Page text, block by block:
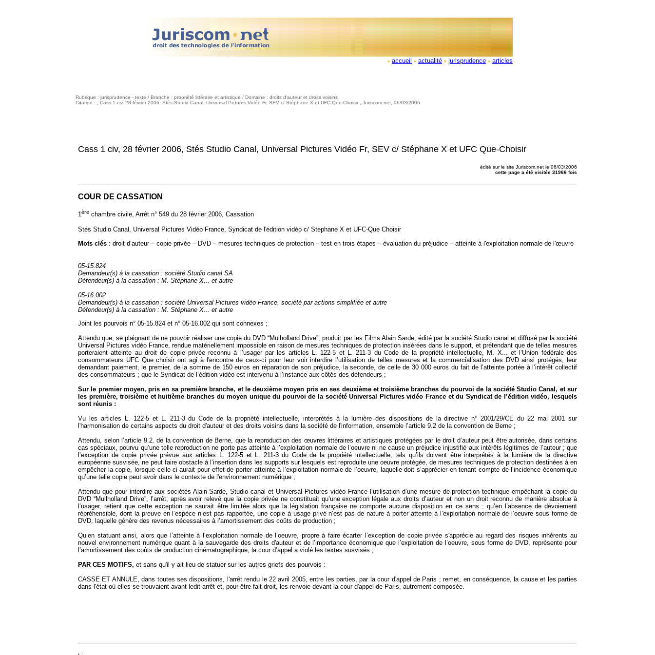
accueil actualité jurisprudence articles
Rubrique : jurisprudence - texte / Branche : propriété littéraire et artistique / Domaine : droits d'auteur et droits voisins
Citation : , Cass 1 civ, 28 février 2006, Stés Studio Canal, Universal Pictures Vidéo Fr, SEV c/ Stéphane X et UFC Que-Choisir , Juriscom.net, 06/03/2006
Cass 1 civ, 28 février 2006, Stés Studio Canal, Universal Pictures Vidéo Fr, SEV c/ Stéphane X et UFC Que-Choisir
édité sur le site Juriscom.net le 06/03/2006
cette page a été visitée 31966 fois
COUR DE CASSATION
1ère chambre civile, Arrêt n° 549 du 28 février 2006, Cassation
Stés Studio Canal, Universal Pictures Vidéo France, Syndicat de l'édition vidéo c/ Stephane X et UFC-Que Choisir
Mots clés : droit d’auteur – copie privée – DVD – mesures techniques de protection – test en trois étapes – évaluation du préjudice – atteinte à l'exploitation normale de l'œuvre
05-15.824
Demandeur(s) à la cassation : société Studio canal SA
Défendeur(s) à la cassation : M. Stéphane X... et autre
05-16.002
Demandeur(s) à la cassation : société Universal Pictures vidéo France, société par actions simplifiée et autre
Défendeur(s) à la cassation : M. Stéphane X... et autre
Joint les pourvois n° 05-15.824 et n° 05-16.002 qui sont connexes ;
Attendu que, se plaignant de ne pouvoir réaliser une copie du DVD “Mulholland Drive”, produit par les Films Alain Sarde, édité par la société Studiocanal et diffusé par la société
Universal Pictures vidéo France, rendue matériellement impossible en raison de mesures techniques de protection insérées dans le support, et prétendant que de telles mesures
porteraient atteinte au droit de copie privée reconnu à l’usager par les articles L. 122-5 et L. 211-3 du Code de la propriété intellectuelle, M. X... et l’Union fédérale des
consommateurs UFC Que choisir ont agi à l'encontre de ceux-ci pour leur voir interdire l’utilisation de telles mesures et la commercialisation des DVD ainsi protégés, leur
demandant paiement, le premier, de la somme de 150 euros en réparation de son préjudice, la seconde, de celle de 30 000 euros du fait de l’atteinte portée à l’intérêt collectif
des consommateurs ; que le Syndicat de l’édition vidéo est intervenu à l’instance aux côtés des défendeurs ;
Sur le premier moyen, pris en sa première branche, et le deuxième moyen pris en ses deuxième et troisième branches du pourvoi de la société Studio Canal, et sur
les première, troisième et huitième branches du moyen unique du pourvoi de la société Universal Picturesvidéo France et du Syndicat de l’édition vidéo, lesquels
sont réunis :
Vu les articles L. 122-5 et L. 211-3 du Code de la propriété intellectuelle, interprétés à la lumière des dispositions de la directive n° 2001/29/CE du 22 mai 2001 sur
l'harmonisation de certains aspects du droit d'auteur et des droits voisins dans la société de l'information, ensemble l’article 9.2 de la convention de Berne ;
Attendu, selon l’article 9.2. de la convention de Berne, que la reproduction des œuvres littéraires et artistiques protégées par le droit d’auteur peut être autorisée, dans certains
cas spéciaux, pourvu qu’une telle reproduction ne porte pas atteinte à l’exploitation normale de l’oeuvre ni ne cause un préjudice injustifié aux intérêts légitimes de l’auteur ; que
l’exception de copie privée prévue aux articles L. 122-5 et L. 211-3 du Code de la propriété intellectuelle, tels qu’ils doivent être interprétés à la lumière de la directive
européenne susvisée, ne peut faire obstacle à l’insertion dans les supports sur lesquels est reproduite une oeuvre protégée, de mesures techniques de protection destinées à en
empêcher la copie, lorsque celle-ci aurait pour effet de porter atteinte à l’exploitation normale de l’oeuvre, laquelle doit s’apprécier en tenant compte de l’incidence économique
qu’une telle copie peut avoir dans le contexte de l'environnement numérique ;
Attendu que pour interdire aux sociétés Alain Sarde, Studio canal et Universal Pictures vidéo France l’utilisation d’une mesure de protection technique empêchant la copie du
DVD “Mullholland Drive”, l’arrêt, après avoir relevé que la copie privée ne constituait qu’une exception légale aux droits d’auteur et non un droit reconnu de manière absolue à
l’usager, retient que cette exception ne saurait être limitée alors que la législation française ne comporte aucune disposition en ce sens ; qu’en l’absence de dévoiement
répréhensible, dont la preuve en l’espèce n’est pas rapportée, une copie à usage privé n’est pas de nature à porter atteinte à l’exploitation normale de l’oeuvre sous forme de
DVD, laquelle génère des revenus nécessaires à l’amortissement des coûts de production ;
Qu’en statuant ainsi, alors que l’atteinte à l’exploitation normale de l’oeuvre, propre à faire écarter l’exception de copie privée s'apprécie au regard des risques inhérents au
nouvel environnement numérique quant à la sauvegarde des droits d'auteur et de l’importance économique que l’exploitation de l’oeuvre, sous forme de DVD, représente pour
l’amortissement des coûts de production cinématographique, la cour d’appel a violé les textes susvisés ;
PAR CES MOTIFS, et sans qu'il y ait lieu de statuer sur les autres griefs des pourvois :
CASSE ET ANNULE, dans toutes ses dispositions, l'arrêt rendu le 22 avril 2005, entre les parties, par la cour d'appel de Paris ; remet, en conséquence, la cause et les parties
dans l'état où elles se trouvaient avant ledit arrêt et, pour être fait droit, les renvoie devant la cour d'appel de Paris, autrement composée.